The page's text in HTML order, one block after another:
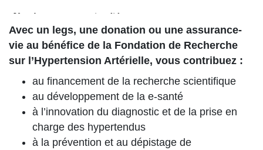
Avec un legs, une donation ou une assurance-
vie au bénéfice de la Fondation de Recherche
sur l’Hypertension Artérielle, vous contribuez :
au financement de la recherche scientifique
au développement de la e-santé
à l’innovation du diagnostic et de la prise en
charge des hypertendus
à la prévention et au dépistage de